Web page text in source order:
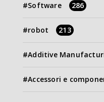
Software 286
robot 213
Additive
Accessori e